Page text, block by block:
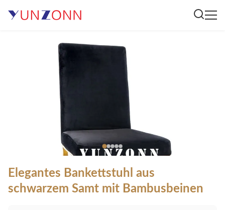
Elegantes Bankettstuhl aus
schwarzem Samt mit Bambusbeinen